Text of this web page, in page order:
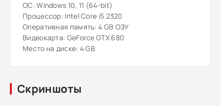
ОС: Windows 10, 11 (64-bit)
Процессор: Intel Core i5 2320
Оперативная память: 4 GB ОЗУ
Видеокарта: GeForce GTX 680
Место на диске: 4 GB
Скриншоты